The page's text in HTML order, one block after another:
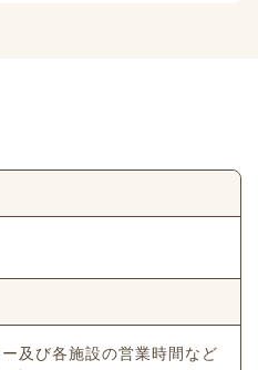
及び各施設の営業時間など